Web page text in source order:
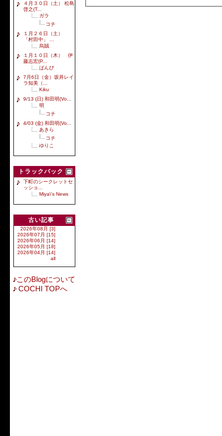
４月３０日（土） 松島
啓之(T...
ガラ
コチ
１月２６日（土）
「村田中」 ...
烏賊
１月１０日（木） 伊
藤志宏(P...
ばんび
7月6日（金）坂井レイ
ラ知美（...
Kiku
9/13 (日) 和田明(Vo...
明
コチ
4/03 (金) 和田明(Vo...
あきら
コチ
ゆりこ
トラックバック
下町のシークレットセ
ッショ...
Miya\'s News
古い記事
2026年08月 [3]
2026年07月 [15]
2026年06月 [14]
2026年05月 [18]
2026年04月 [14]
all
このBlogについて
COCHI TOPへ